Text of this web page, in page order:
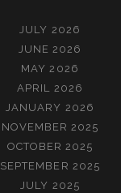
JULY 2026
JUNE 2026
MAY 2026
APRIL 2026
JANUARY 2026
NOVEMBER 2025
OCTOBER 2025
SEPTEMBER 2025
JULY 2025